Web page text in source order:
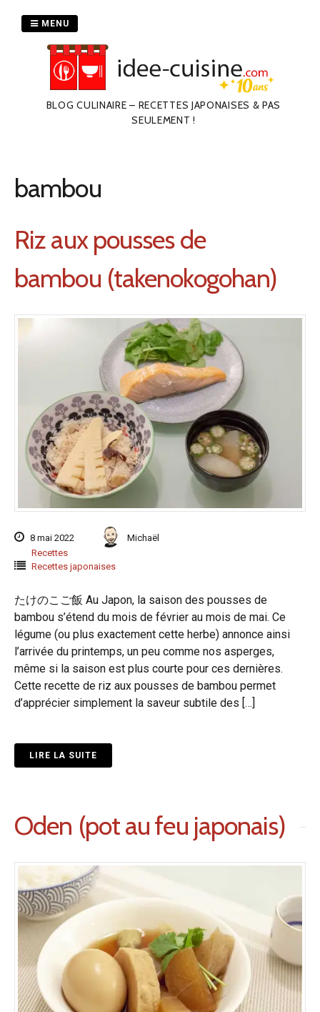
BLOG CULINAIRE – RECETTES JAPONAISES & PAS
SEULEMENT !
MENU
bambou
Riz aux pousses de
bambou (takenokogohan)
8 mai 2022
Michaël
Recettes
Recettes japonaises
たけのこご飯 Au Japon, la saison des pousses de
bambou s’étend du mois de février au mois de mai. Ce
légume (ou plus exactement cette herbe) annonce ainsi
l’arrivée du printemps, un peu comme nos asperges,
même si la saison est plus courte pour ces dernières.
Cette recette de riz aux pousses de bambou permet
d’apprécier simplement la saveur subtile des […]
LIRE LA SUITE
Oden (pot au feu japonais)